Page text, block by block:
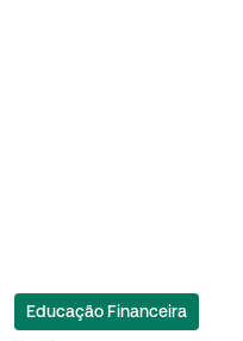
Educação Financeira